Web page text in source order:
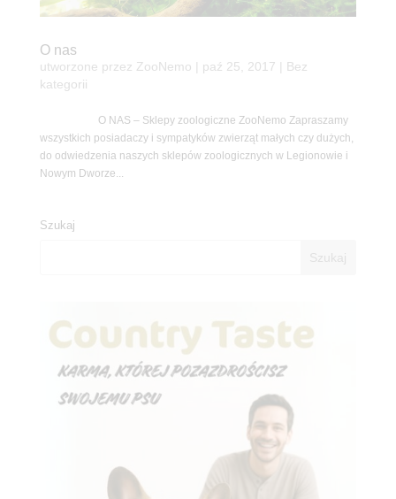
O nas
utworzone przez ZooNemo paź 25, 2017 | Bez
kategorii
O NAS – Sklepy zoologiczne ZooNemo Zapraszamy
wszystkich posiadaczy i sympatyków zwierząt małych czy dużych,
do odwiedzenia naszych sklepów zoologicznych w Legionowie i
Nowym Dworze...
Szukaj